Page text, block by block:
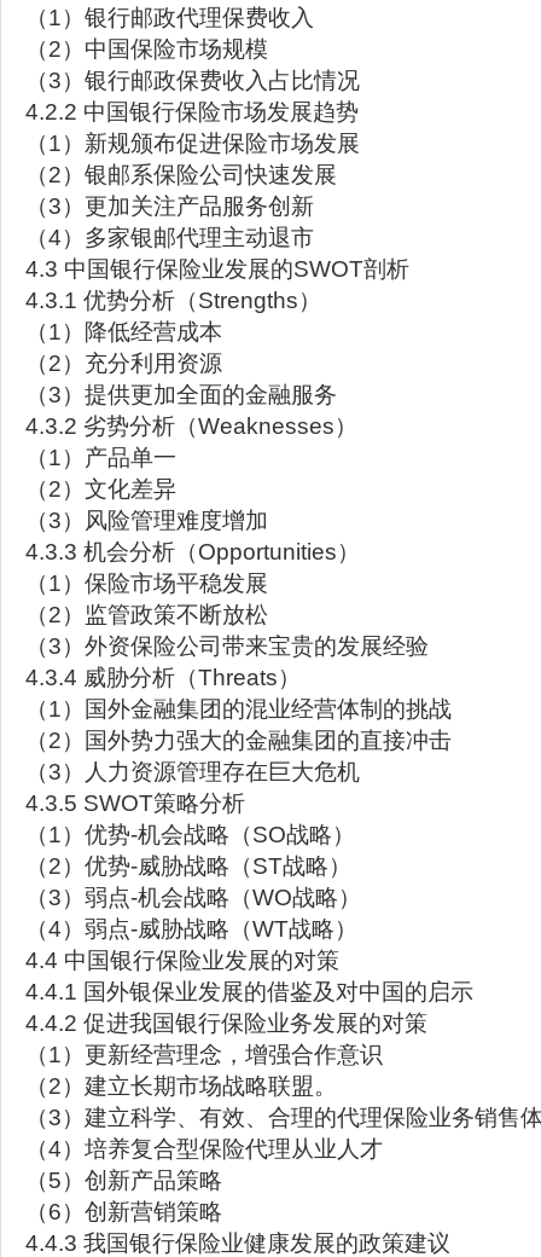
（1）银行邮政代理保费收入
（2）中国保险市场规模
（3）银行邮政保费收入占比情况
4.2.2 中国银行保险市场发展趋势
（1）新规颁布促进保险市场发展
（2）银邮系保险公司快速发展
（3）更加关注产品服务创新
（4）多家银邮代理主动退市
4.3 中国银行保险业发展的SWOT剖析
4.3.1 优势分析（Strengths）
（1）降低经营成本
（2）充分利用资源
（3）提供更加全面的金融服务
4.3.2 劣势分析（Weaknesses）
（1）产品单一
（2）文化差异
（3）风险管理难度增加
4.3.3 机会分析（Opportunities）
（1）保险市场平稳发展
（2）监管政策不断放松
（3）外资保险公司带来宝贵的发展经验
4.3.4 威胁分析（Threats）
（1）国外金融集团的混业经营体制的挑战
（2）国外势力强大的金融集团的直接冲击
（3）人力资源管理存在巨大危机
4.3.5 SWOT策略分析
（1）优势-机会战略（SO战略）
（2）优势-威胁战略（ST战略）
（3）弱点-机会战略（WO战略）
（4）弱点-威胁战略（WT战略）
4.4 中国银行保险业发展的对策
4.4.1 国外银保业发展的借鉴及对中国的启示
4.4.2 促进我国银行保险业务发展的对策
（1）更新经营理念，增强合作意识
（2）建立长期市场战略联盟。
（3）建立科学、有效、合理的代理保险业务销售
（4）培养复合型保险代理从业人才
（5）创新产品策略
（6）创新营销策略
4.4.3 我国银行保险业健康发展的政策建议